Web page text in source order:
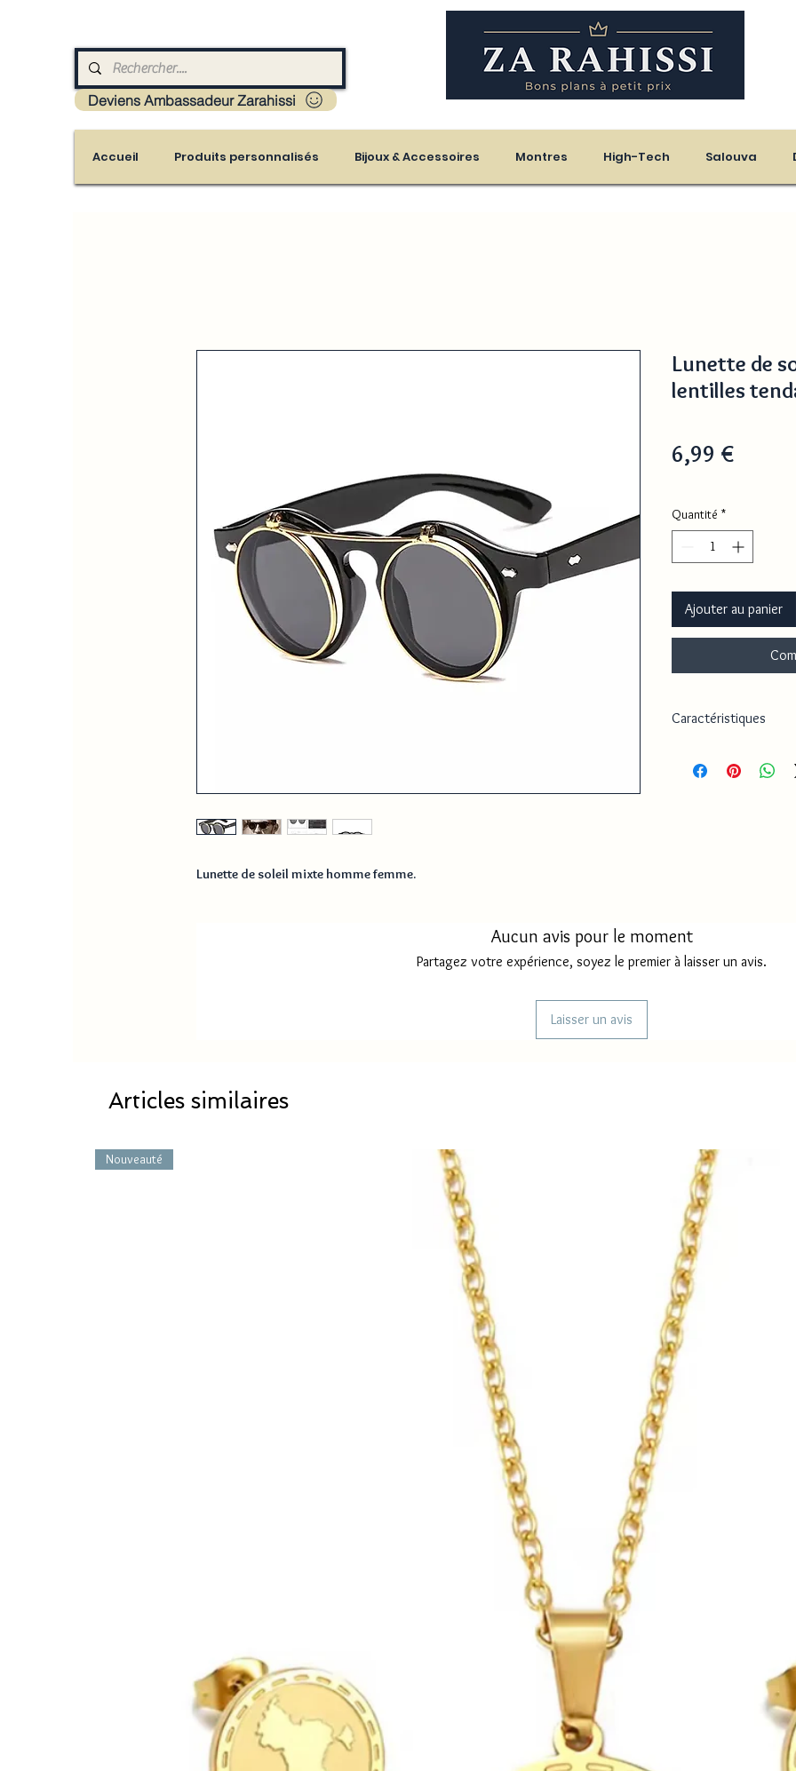
Livraison : Mayotte - France - La réunion - Guadeloupe - Martinique
Deviens Ambassadeur Zarahissi
Accueil Produits personnalisés Bijoux & Accessoires Montres High-Tech Salouva
Lunette de soleil mixte homme femme.
Lunette de
lentilles
6,99 €Prix
Quantité *
Ajouter au panier
Caractéristiques
Aucun avis pour le moment
Partagez votre expérience, soyez le premier à laisser un avis.
Laisser un avis
Articles similaires
Nouveauté